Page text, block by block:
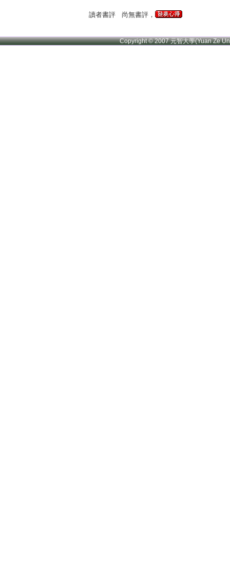
讀者書評 尚無書評，
Copyright © 2007 元智大學(Yuan Ze